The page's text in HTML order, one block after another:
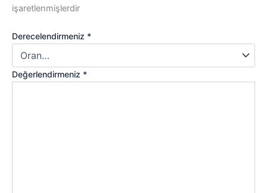
işaretlenmişlerdir
Derecelendirmeniz *
Değerlendirmeniz *